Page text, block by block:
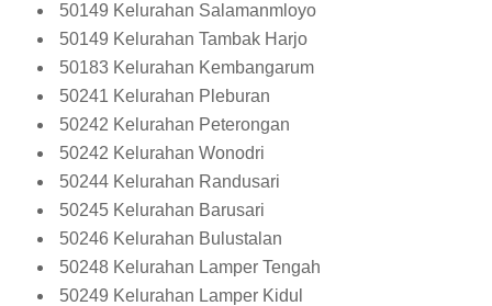
50149 Kelurahan Salamanmloyo
50149 Kelurahan Tambak Harjo
50183 Kelurahan Kembangarum
50241 Kelurahan Pleburan
50242 Kelurahan Peterongan
50242 Kelurahan Wonodri
50244 Kelurahan Randusari
50245 Kelurahan Barusari
50246 Kelurahan Bulustalan
50248 Kelurahan Lamper Tengah
50249 Kelurahan Lamper Kidul